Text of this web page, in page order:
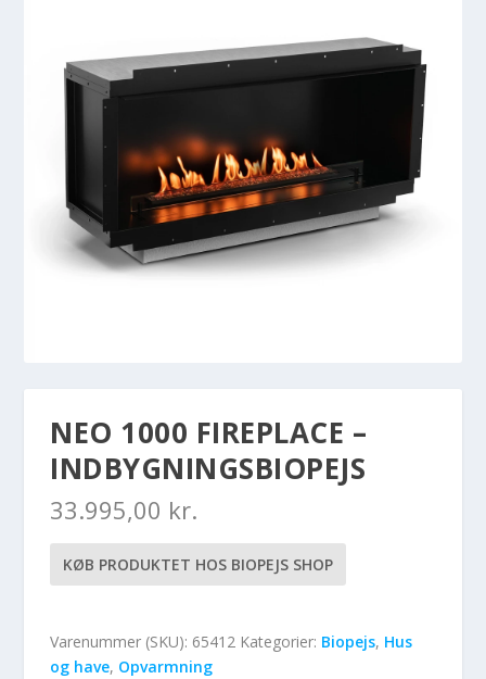
NEO 1000 FIREPLACE –
INDBYGNINGSBIOPEJS
33.995,00 kr.
KØB PRODUKTET HOS BIOPEJS SHOP
Varenummer (SKU): 65412 Kategorier: Biopejs, Hus
og have, Opvarmning